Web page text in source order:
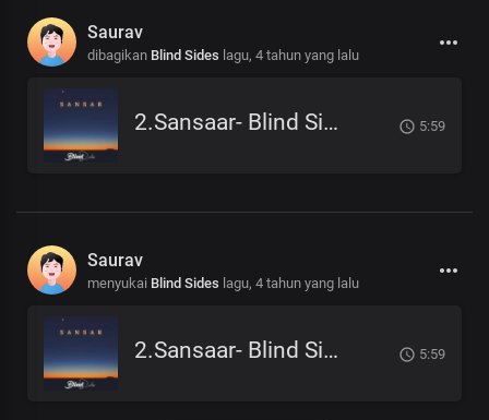
Saurav
dibagikan Blind Sides lagu, 4 tahun yang lalu
2.Sansaar- Blind Sides.mp3 5:59
Saurav
menyukai Blind Sides lagu, 4 tahun yang lalu
2.Sansaar- Blind Sides.mp3 5:59